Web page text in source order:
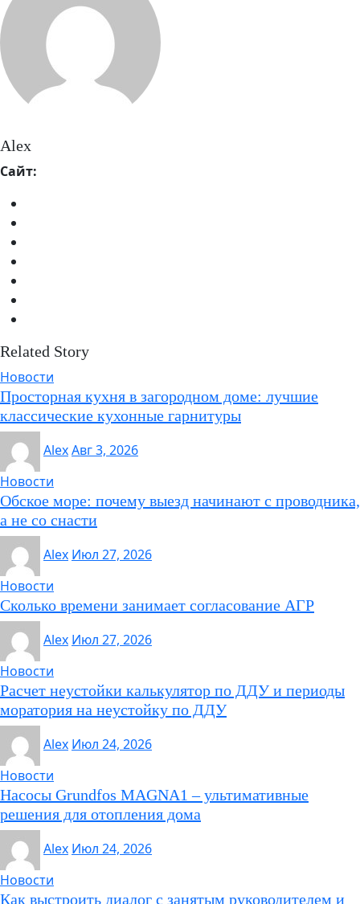
Alex
Сайт:
Related Story
Новости
Просторная кухня в загородном доме: лучшие
классические кухонные гарнитуры
AlexАвг 3, 2026
Новости
Обское море: почему выезд начинают с проводника,
а не со снасти
Alex Июл 27, 2026
Новости
Сколько времени занимает согласование АГР
Alex Июл 27, 2026
Новости
Расчет неустойки калькулятор по ДДУ и периоды
моратория на неустойку по ДДУ
Alex Июл 24, 2026
Новости
Насосы Grundfos MAGNA1 – ультимативные
решения для отопления дома
Alex Июл 24, 2026
Новости
Как выстроить диалог с занятым руководителем и